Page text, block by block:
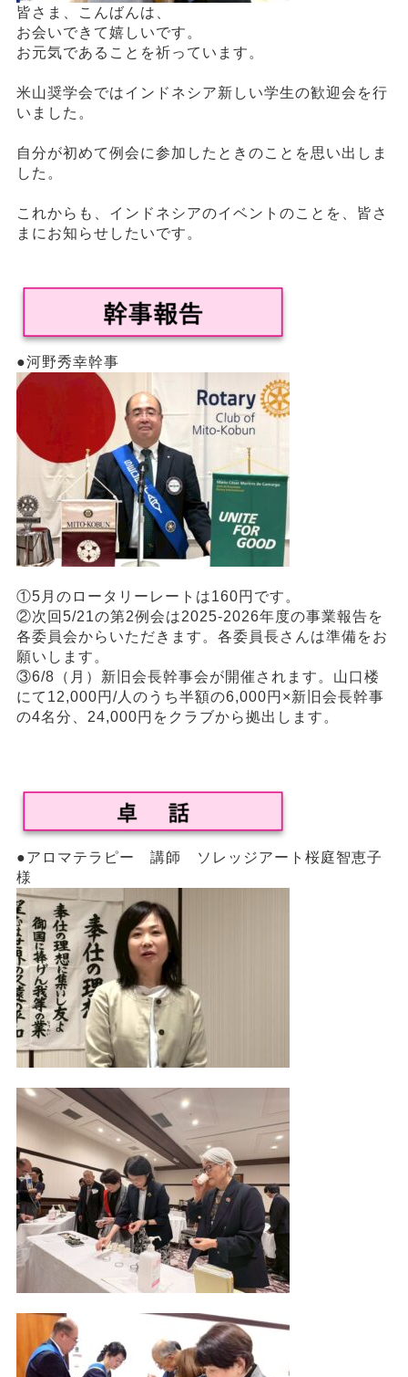
皆さま、こんばんは、
お会いできて嬉しいです。
お元気であることを祈っています。
米山奨学会ではインドネシア新しい学生の歓迎会を行
いました。
自分が初めて例会に参加したときのことを思い出しま
した。
これからも、インドネシアのイベントのことを、皆さ
まにお知らせしたいです。
●河野秀幸幹事
①5月のロータリーレートは160円です。
②次回5/21の第2例会は2025-2026年度の事業報告を
各委員会からいただきます。各委員長さんは準備をお
願いします。
③6/8（月）新旧会長幹事会が開催されます。山口楼
にて12,000円/人のうち半額の6,000円×新旧会長幹事
の4名分、24,000円をクラブから拠出します。
●アロマテラピー 講師 ソレッジアート桜庭智恵子
様